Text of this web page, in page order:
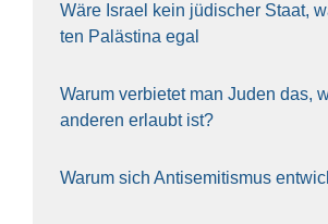
Wäre Isra­el kein jüdi­scher Staat,
ten Paläs­ti­na egal
War­um ver­bie­tet man Juden das,
ande­ren erlaubt ist?
War­um sich Anti­se­mi­tis­mus